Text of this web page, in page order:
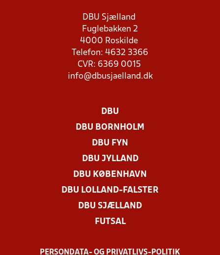
DBU Sjælland
Fuglebakken 2
4000 Roskilde
Telefon: 4632 3366
CVR: 6369 0015
info@dbusjaelland.dk
DBU
DBU BORNHOLM
DBU FYN
DBU JYLLAND
DBU KØBENHAVN
DBU LOLLAND-FALSTER
DBU SJÆLLAND
FUTSAL
PERSONDATA- OG PRIVATLIVS-POLITIK